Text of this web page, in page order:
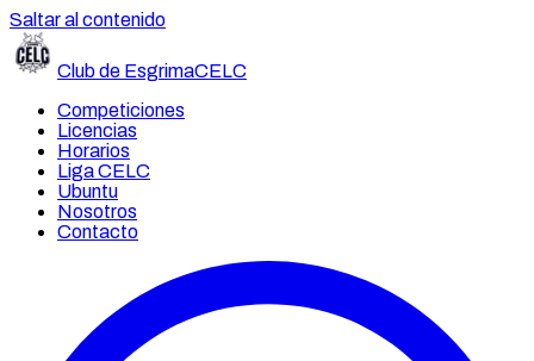
Saltar al contenido
Club de EsgrimaCELC
Competiciones
Licencias
Horarios
Liga CELC
Ubuntu
Nosotros
Contacto